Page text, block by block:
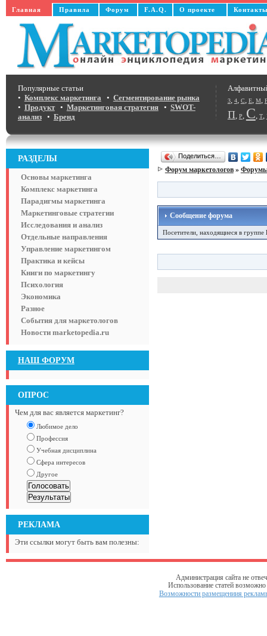
Главная Правила Форум F.A.Q. О проекте
3, 4, C, E, M,
П, Р, С, Т,
Популярные статьи
• Комплекс маркетинга • Сегментирование рынка
• Продукт• Маркетинговая стратегия• SWOT-
анализ• Бренд
РАЗДЕЛЫ
Основы маркетинга
Комплекс маркетинга
Парадигмы маркетинга
Маркетинговые стратегии
Исследования и анализ
Отдельные направления
Управление маркетингом
Практика и кейсы
Книги по маркетингу
Психология
Экономика
Разное
События для маркетологов
Новости marketopedia.ru
НАШ ФОРУМ
ОПРОС
Чем для вас является маркетинг?
Любимое дело
Профессия
Учебная дисциплина
Сфера интересов
Другое
РЕКЛАМА
Эти ссылки могут быть вам полезны:
Поделиться…
Форум маркетологов»
Сообщение форума
Посетители, находящиеся в группе
Администрация сайта не
Использование статей
Возможности размещениия